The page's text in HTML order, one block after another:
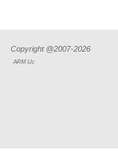
Copyright @2007-2026
ARM Llc